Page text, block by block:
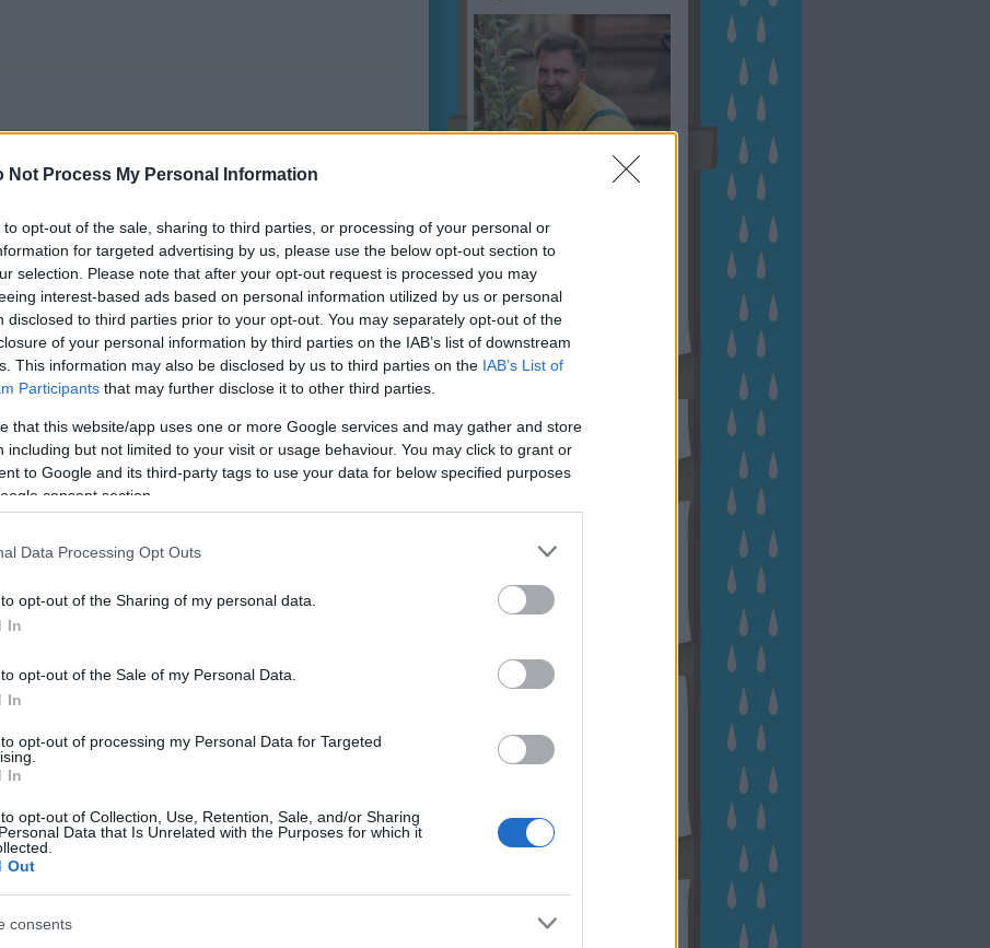
Not Process My Personal Information
to opt-out of the sale, sharing to third parties, or processing of your personal or
for targeted advertising by us, please use the below opt-out section to
selection. Please note that after your opt-out request is processed you may
interest-based ads based on personal information utilized by us or personal
disclosed to third parties prior to your opt-out. You may separately opt-out of the
of your personal information by third parties on the IAB’s list of downstream
This information may also be disclosed by us to third parties on the IAB’s List of
Participants that may further disclose it to other third parties.
that this website/app uses one or more Google services and may gather and store
including but not limited to your visit or usage behaviour. You may click to grant or
to Google and its third-party tags to use your data for below specified purposes
consent section.
Data Processing Opt Outs
opt-out of the Sharing of my personal data.
In
opt-out of the Sale of my Personal Data.
In
opt-out of processing my Personal Data for Targeted
In
opt-out of Collection, Use, Retention, Sale, and/or Sharing
Data that Is Unrelated with the Purposes for which it
Out
consents
Kertészete
Hírlevél feliratkozás
Archívum
2022 november